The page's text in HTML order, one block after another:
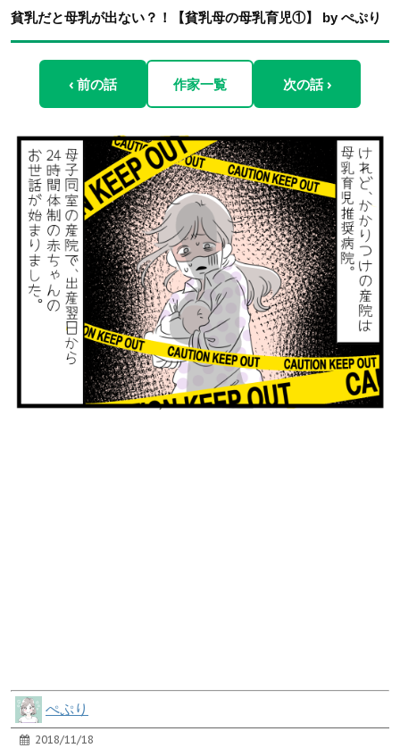
貧乳だと母乳が出ない？！【貧乳母の母乳育児①】 by ぺぷり
‹ 前の話 作家一覧 次の話 ›
ぺぷり
2018/11/18